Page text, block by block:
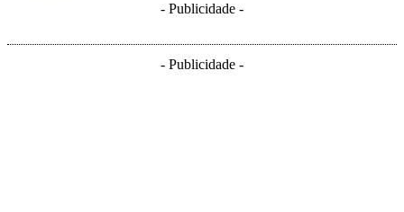
- Publicidade -
- Publicidade -